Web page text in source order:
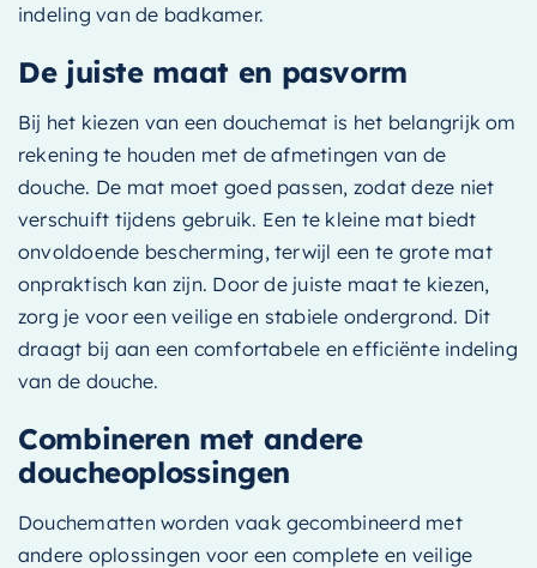
indeling van de badkamer.
De juiste maat en pasvorm
Bij het kiezen van een douchemat is het belangrijk om
rekening te houden met de afmetingen van de
douche. De mat moet goed passen, zodat deze niet
verschuift tijdens gebruik. Een te kleine mat biedt
onvoldoende bescherming, terwijl een te grote mat
onpraktisch kan zijn. Door de juiste maat te kiezen,
zorg je voor een veilige en stabiele ondergrond. Dit
draagt bij aan een comfortabele en efficiënte indeling
van de douche.
Combineren met andere
doucheoplossingen
Douchematten worden vaak gecombineerd met
andere oplossingen voor een complete en veilige